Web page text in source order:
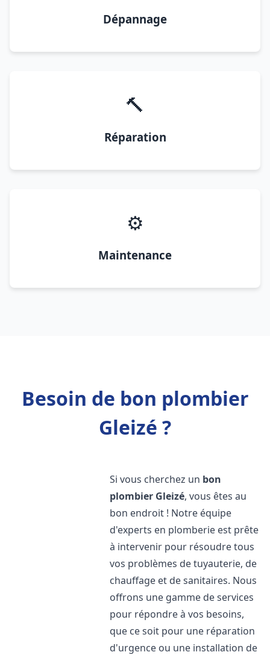
Dépannage
🔨
Réparation
⚙️
Maintenance
Besoin de bon plombier
Gleizé ?
Si vous cherchez un bon
plombier Gleizé, vous êtes au
bon endroit ! Notre équipe
d'experts en plomberie est prête
à intervenir pour résoudre tous
vos problèmes de tuyauterie, de
chauffage et de sanitaires. Nous
offrons une gamme de services
pour répondre à vos besoins,
que ce soit pour une réparation
d'urgence ou une installation de